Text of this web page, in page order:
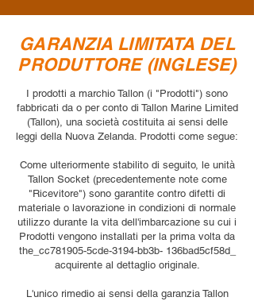
GARANZIA LIMITATA DEL
PRODUTTORE (INGLESE)
I prodotti a marchio Tallon (i "Prodotti") sono
fabbricati da o per conto di Tallon Marine Limited
(Tallon), una società costituita ai sensi delle
leggi della Nuova Zelanda. Prodotti come segue:
Come ulteriormente stabilito di seguito, le unità
Tallon Socket (precedentemente note come
"Ricevitore") sono garantite contro difetti di
materiale o lavorazione in condizioni di normale
utilizzo durante la vita dell'imbarcazione su cui i
Prodotti vengono installati per la prima volta da
the_cc781905-5cde-3194-bb3b- 136bad5cf58d_
acquirente al dettaglio originale.
L'unico rimedio ai sensi della garanzia Tallon